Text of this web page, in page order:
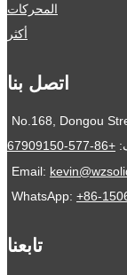
المحركات
أكثر
اتصل بنا
No.168, Dongou
+86-577-67909150
Email:
WhatsApp: +86-
تابعنا